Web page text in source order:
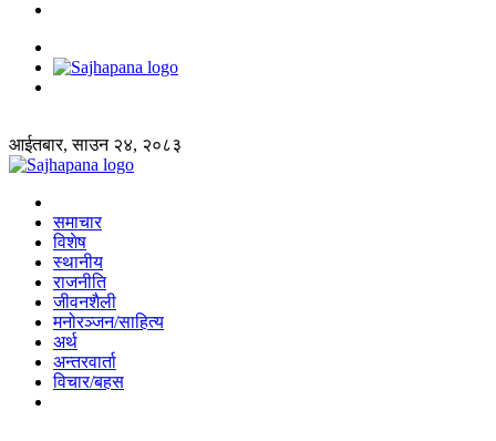
आईतबार, साउन २४, २०८३
समाचार
विशेष
स्थानीय
राजनीति
जीवनशैली
मनोरञ्जन/साहित्य
अर्थ
अन्तरवार्ता
विचार/बहस